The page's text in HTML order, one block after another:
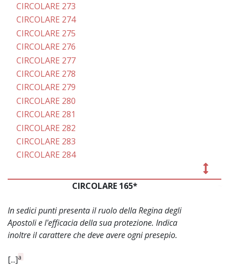
CIRCOLARE 273
CIRCOLARE 274
CIRCOLARE 275
CIRCOLARE 276
CIRCOLARE 277
CIRCOLARE 278
CIRCOLARE 279
CIRCOLARE 280
CIRCOLARE 281
CIRCOLARE 282
CIRCOLARE 283
CIRCOLARE 284
CIRCOLARE 165*
In sedici punti presenta il ruolo della Regina degli
Apostoli e l'efficacia della sua protezione. Indica
inoltre il carattere che deve avere ogni presepio.
[...]a